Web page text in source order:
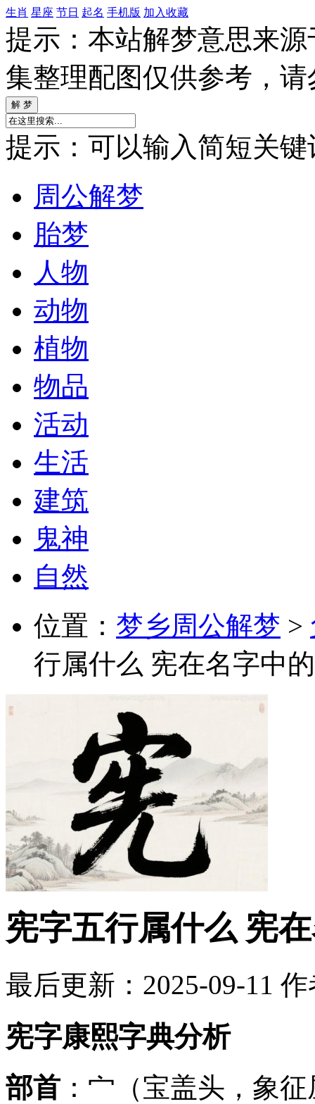
生肖 星座 节日 起名 手机版 加入收藏
提示：本站解梦意思来
集整理配图仅供参考，
提示：可以输入简短关键
周公解梦
胎梦
人物
动物
植物
物品
活动
生活
建筑
鬼神
自然
位置： 梦乡周公解梦 >
行属什么 宪在名字中
宪字五行属什么 宪
最后更新：2025-09-11 作
宪字康熙字典分析
部首 ：宀（宝盖头，象